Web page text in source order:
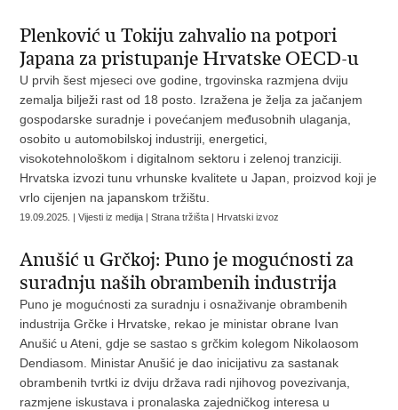
Plenković u Tokiju zahvalio na potpori
Japana za pristupanje Hrvatske OECD-u
U prvih šest mjeseci ove godine, trgovinska razmjena dviju
zemalja bilježi rast od 18 posto. Izražena je želja za jačanjem
gospodarske suradnje i povećanjem međusobnih ulaganja,
osobito u automobilskoj industriji, energetici,
visokotehnološkom i digitalnom sektoru i zelenoj tranziciji.
Hrvatska izvozi tunu vrhunske kvalitete u Japan, proizvod koji je
vrlo cijenjen na japanskom tržištu.
19.09.2025. | Vijesti iz medija | Strana tržišta | Hrvatski izvoz
Anušić u Grčkoj: Puno je mogućnosti za
suradnju naših obrambenih industrija
Puno je mogućnosti za suradnju i osnaživanje obrambenih
industrija Grčke i Hrvatske, rekao je ministar obrane Ivan
Anušić u Ateni, gdje se sastao s grčkim kolegom Nikolaosom
Dendiasom. Ministar Anušić je dao inicijativu za sastanak
obrambenih tvrtki iz dviju država radi njihovog povezivanja,
razmjene iskustava i pronalaska zajedničkog interesa u